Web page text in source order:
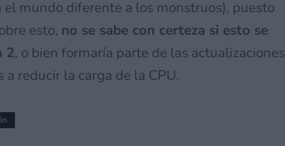
mundo diferente a los monstruos), puesto
esto, no se sabe con certeza si esto se
2, o bien formaría parte de las actualizaciones
reducir la carga de la CPU.